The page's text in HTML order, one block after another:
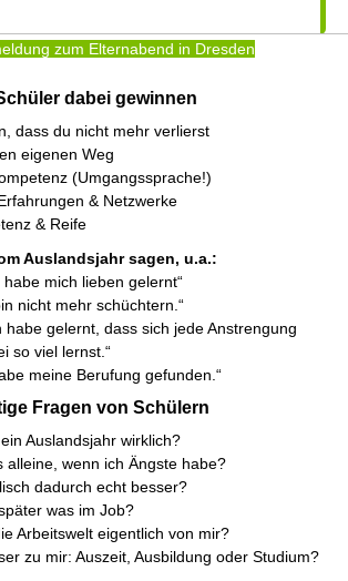
zum Elternabend in Dresden
dabei gewinnen
dass du nicht mehr verlierst
eigenen Weg
(Umgangssprache!)
& Netzwerke
& Reife
Auslandsjahr sagen, u.a.:
habe mich lieben gelernt“
nicht mehr schüchtern.“
habe gelernt, dass sich jede Anstrengung
so viel lernst.“
meine Berufung gefunden.“
Fragen von Schülern
Auslandsjahr wirklich?
alleine, wenn ich Ängste habe?
dadurch echt besser?
was im Job?
Arbeitswelt eigentlich von mir?
zu mir: Auszeit, Ausbildung oder Studium?